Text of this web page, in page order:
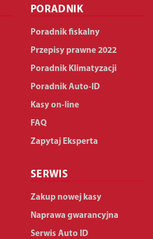
PORADNIK
Poradnik fiskalny
Przepisy prawne 2022
Poradnik Klimatyzacji
Poradnik Auto-ID
Kasy on-line
FAQ
Zapytaj Eksperta
SERWIS
Zakup nowej kasy
Naprawa gwarancyjna
Serwis Auto ID